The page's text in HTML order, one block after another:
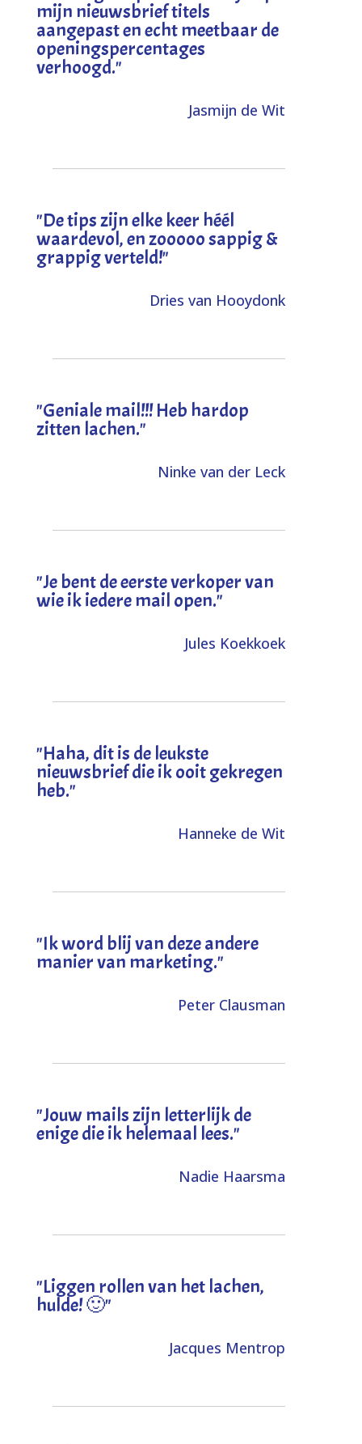
mijn nieuwsbrief titels
aangepast en echt meetbaar de
openingspercentages
verhoogd."
Jasmijn de Wit
"De tips zijn elke keer héél
waardevol, en zooooo sappig &
grappig verteld!"
Dries van Hooydonk
"Geniale mail!!! Heb hardop
zitten lachen."
Ninke van der Leck
"Je bent de eerste verkoper van
wie ik iedere mail open."
Jules Koekkoek
"Haha, dit is de leukste
nieuwsbrief die ik ooit gekregen
heb."
Hanneke de Wit
"Ik word blij van deze andere
manier van marketing."
Peter Clausman
"Jouw mails zijn letterlijk de
enige die ik helemaal lees."
Nadie Haarsma
"Liggen rollen van het lachen,
hulde! 🙂"
Jacques Mentrop